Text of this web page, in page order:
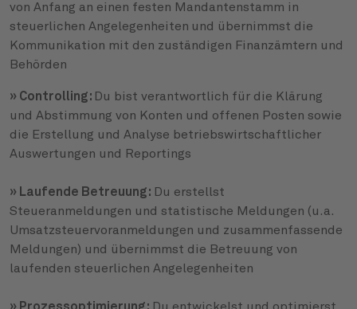
von Anfang an einen festen Mandantenstamm in
steuerlichen Angelegenheiten und übernimmst die
Kommunikation mit den zuständigen Finanzämtern und
Behörden
» Controlling: Du bist verantwortlich für die Klärung
und Abstimmung von Konten und offenen Posten sowie
die Erstellung und Analyse betriebswirtschaftlicher
Auswertungen und Reportings
» Laufende Betreuung: Du erstellst
Steueranmeldungen und statistische Meldungen (u.a.
Umsatzsteuervoranmeldungen und zusammenfassende
Meldungen) und übernimmst die Betreuung von
laufenden steuerlichen Angelegenheiten